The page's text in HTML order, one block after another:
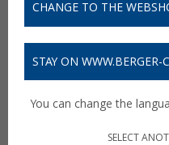
CHANGE TO THE
STAY ON WWW.BERGER-
You can change the
SELECT